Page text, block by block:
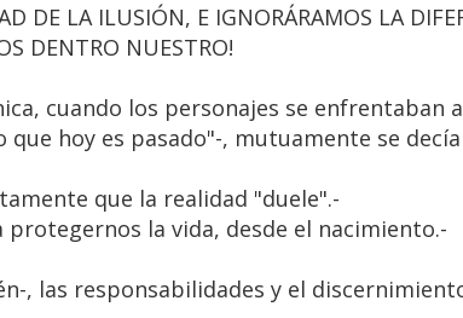
DE LA ILUSIÓN, E IGNORÁRAMOS LA
DENTRO NUESTRO!
cuando los personajes se enfrentaban
hoy es pasado"-, mutuamente se decían:
que la realidad "duele".-
la vida, desde el nacimiento.-
, las responsabilidades y el